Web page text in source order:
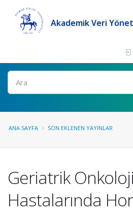
Akademik Veri
Ara
ANA SAYFA SON EKLENEN YAYINLAR
Geriatrik Onkoloji
Hastalarında